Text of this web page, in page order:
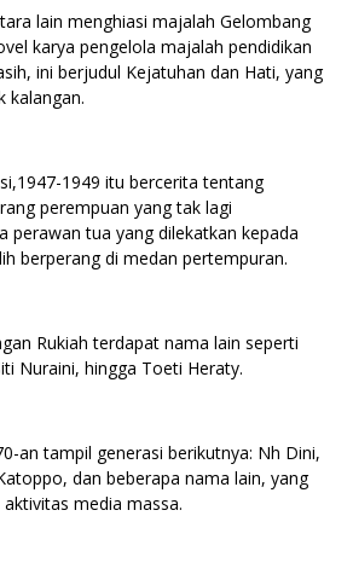
lain menghiasi majalah Gelombang
karya pengelola majalah pendidikan
ini berjudul Kejatuhan dan Hati, yang
kalangan.
1949 itu bercerita tentang
perempuan yang tak lagi
perawan tua yang dilekatkan kepada
berperang di medan pertempuran.
Rukiah terdapat nama lain seperti
Nuraini, hingga Toeti Heraty.
an tampil generasi berikutnya: Nh Dini,
dan beberapa nama lain, yang
media massa.